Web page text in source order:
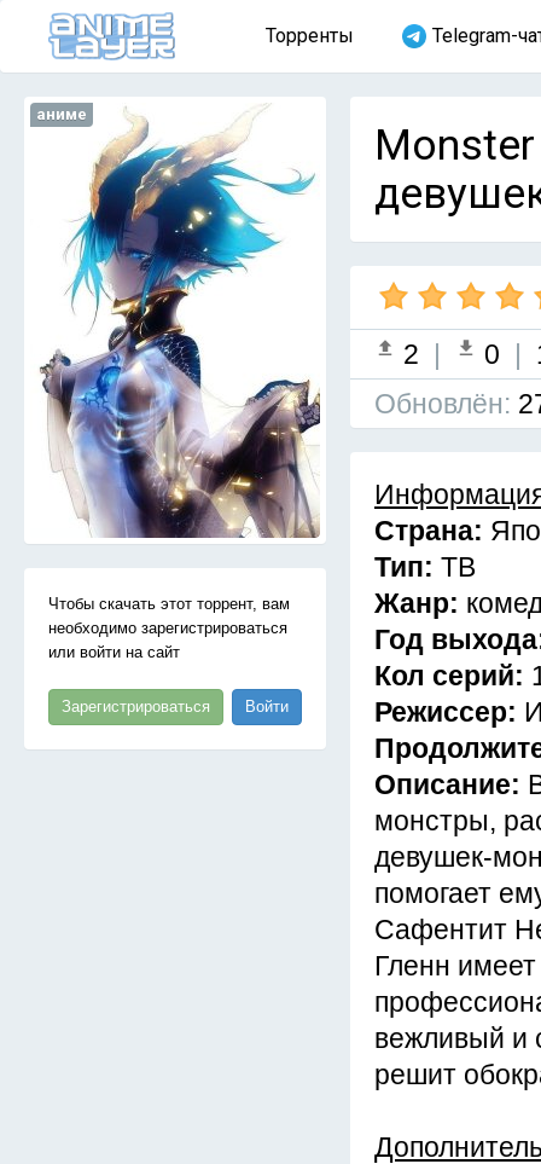
Торренты Telegram-
аниме
Чтобы скачать этот торрент, вам
необходимо зарегистрироваться
или войти на сайт
Зарегистрироваться Войти
2 | 0 |
Обновлён:
Страна:
Тип: ТВ
Жанр:
Год
Кол серий:
Режиссер:
Описание:
монстры,
девушек-
помогает
Сафентит
Гленн
вежливый и
решит